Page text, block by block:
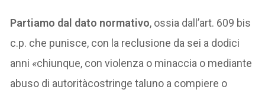
Partiamo dal dato normativo, ossia dall’art. 609 bis
c.p. che punisce, con la reclusione da sei a dodici
anni «chiunque, con violenza o minaccia o mediante
abuso di autoritàcostringe taluno a compiere o